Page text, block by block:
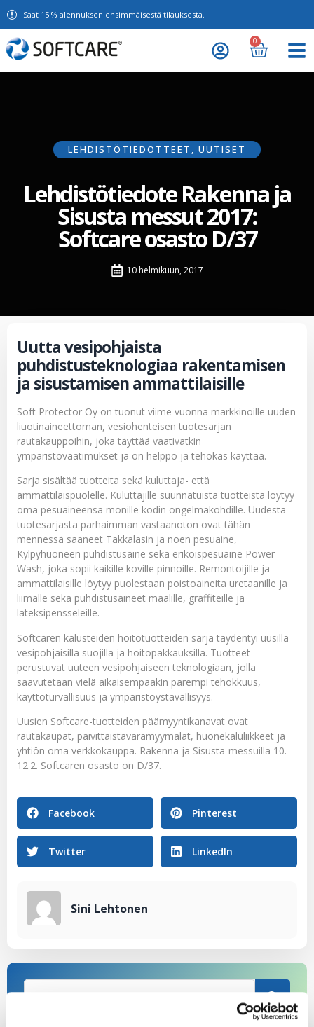
Saat 15 % alennuksen ensimmäisestä tilauksesta.
0
LEHDISTÖTIEDOTTEET , UUTISET
Lehdistötiedote Rakenna ja
Sisusta messut 2017:
Softcare osasto D/37
10 helmikuun, 2017
Uutta vesipohjaista
puhdistusteknologiaa rakentamisen
ja sisustamisen ammattilaisille
Soft Protector Oy on tuonut viime vuonna markkinoille uuden
liuotinaineettoman, vesiohenteisen tuotesarjan
rautakauppoihin, joka täyttää vaativatkin
ympäristövaatimukset ja on helppo ja tehokas käyttää.
Sarja sisältää tuotteita sekä kuluttaja- että
ammattilaispuolelle. Kuluttajille suunnatuista tuotteista löytyy
oma pesuaineensa monille kodin ongelmakohdille. Uudesta
tuotesarjasta parhaimman vastaanoton ovat tähän
mennessä saaneet Takkalasin ja noen pesuaine,
Kylpyhuoneen puhdistusaine sekä erikoispesuaine Power
Wash, joka sopii kaikille koville pinnoille. Remontoijille ja
ammattilaisille löytyy puolestaan poistoaineita uretaanille ja
liimalle sekä puhdistusaineet maalille, graffiteille ja
lateksipensseleille.
Softcaren kalusteiden hoitotuotteiden sarja täydentyi uusilla
vesipohjaisilla suojilla ja hoitopakkauksilla. Tuotteet
perustuvat uuteen vesipohjaiseen teknologiaan, jolla
saavutetaan vielä aikaisempaakin parempi tehokkuus,
käyttöturvallisuus ja ympäristöystävällisyys.
Uusien Softcare-tuotteiden päämyyntikanavat ovat
rautakaupat, päivittäistavaramyymälät, huonekaluliikkeet ja
yhtiön oma verkkokauppa. Rakenna ja Sisusta-messuilla 10.–
12.2. Softcaren osasto on D/37.
Facebook Pinterest
Twitter LinkedIn
Sini Lehtonen